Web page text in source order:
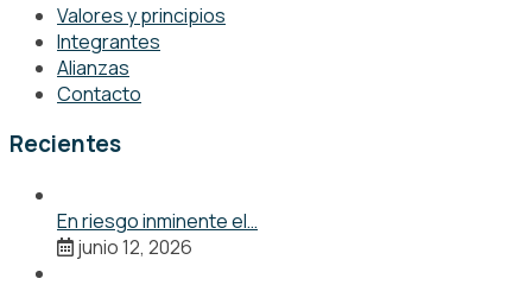
Valores y principios
Integrantes
Alianzas
Contacto
Recientes
En riesgo inminente el…
junio 12, 2026